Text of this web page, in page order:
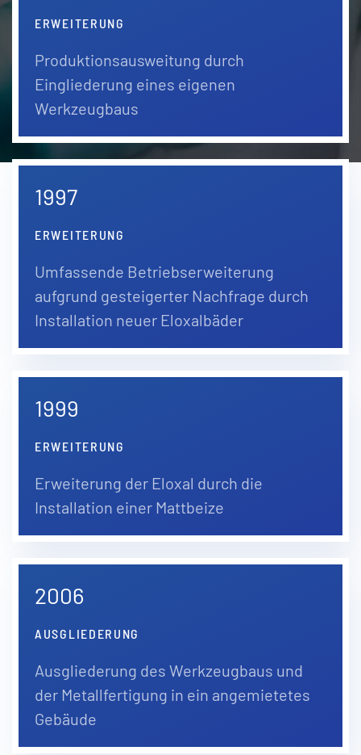
ERWEITERUNG
Produktionsausweitung durch
Eingliederung eines eigenen
Werkzeugbaus
1997
ERWEITERUNG
Umfassende Betriebserweiterung
aufgrund gesteigerter Nachfrage durch
Installation neuer Eloxalbäder
1999
ERWEITERUNG
Erweiterung der Eloxal durch die
Installation einer Mattbeize
2006
AUSGLIEDERUNG
Ausgliederung des Werkzeugbaus und
der Metallfertigung in ein angemietetes
Gebäude